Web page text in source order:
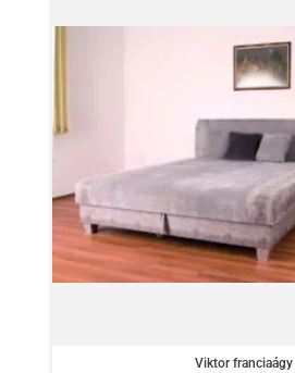
Viktor franciaágy